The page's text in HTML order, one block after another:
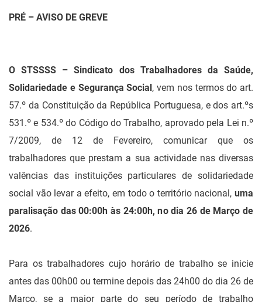
PRÉ – AVISO DE GREVE
O STSSSS – Sindicato dos Trabalhadores da Saúde,
Solidariedade e Segurança Social, vem nos termos do art.
57.º da Constituição da República Portuguesa, e dos art.ºs
531.º e 534.º do Código do Trabalho, aprovado pela Lei n.º
7/2009, de 12 de Fevereiro, comunicar que os
trabalhadores que prestam a sua actividade nas diversas
valências das instituições particulares de solidariedade
social vão levar a efeito, em todo o território nacional, uma
paralisação das 00:00h às 24:00h, no dia 26 de Março de
2026.
Para os trabalhadores cujo horário de trabalho se inicie
antes das 00h00 ou termine depois das 24h00 do dia 26 de
Março, se a maior parte do seu período de trabalho